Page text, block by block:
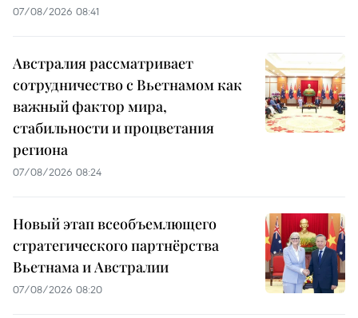
07/08/2026 08:41
Австралия рассматривает
сотрудничество с Вьетнамом как
важный фактор мира,
стабильности и процветания
региона
07/08/2026 08:24
Новый этап всеобъемлющего
стратегического партнёрства
Вьетнама и Австралии
07/08/2026 08:20